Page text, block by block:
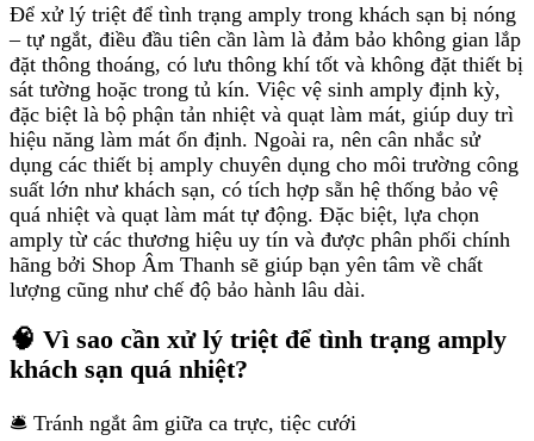
Để xử lý triệt để tình trạng amply trong khách sạn bị nóng
– tự ngắt, điều đầu tiên cần làm là đảm bảo không gian lắp
đặt thông thoáng, có lưu thông khí tốt và không đặt thiết bị
sát tường hoặc trong tủ kín. Việc vệ sinh amply định kỳ,
đặc biệt là bộ phận tản nhiệt và quạt làm mát, giúp duy trì
hiệu năng làm mát ổn định. Ngoài ra, nên cân nhắc sử
dụng các thiết bị amply chuyên dụng cho môi trường công
suất lớn như khách sạn, có tích hợp sẵn hệ thống bảo vệ
quá nhiệt và quạt làm mát tự động. Đặc biệt, lựa chọn
amply từ các thương hiệu uy tín và được phân phối chính
hãng bởi Shop Âm Thanh sẽ giúp bạn yên tâm về chất
lượng cũng như chế độ bảo hành lâu dài.
🧠 Vì sao cần xử lý triệt để tình trạng amply
khách sạn quá nhiệt?
🛎️ Tránh ngắt âm giữa ca trực, tiệc cưới